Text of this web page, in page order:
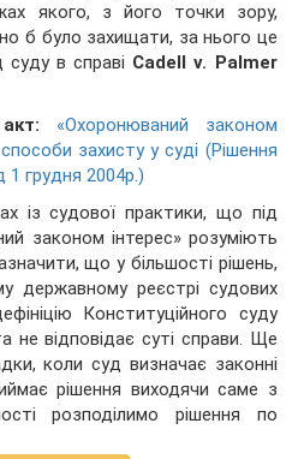
якого, з його точки зору,
б було захищати, за нього це
в справі Cadell v. Palmer
акт: «Охоронюваний законом
захисту у суді (Рішення
1 грудня 2004р.)
із судової практики, що під
законом інтерес» розуміють
що у більшості рішень,
державному реєстрі судових
Конституційного суду
не відповідає суті справи. Ще
коли суд визначає законні
рішення виходячи саме з
розподілимо рішення по